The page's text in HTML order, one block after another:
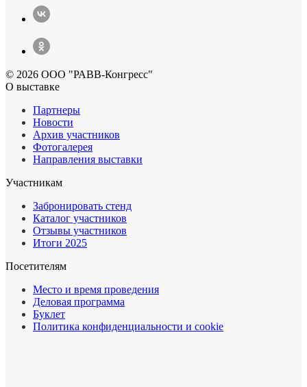
© 2026 ООО "РАВВ-Конгресс"
О выставке
Партнеры
Новости
Архив участников
Фотогалерея
Направления выставки
Участникам
Забронировать стенд
Каталог участников
Отзывы участников
Итоги 2025
Посетителям
Место и время проведения
Деловая программа
Буклет
Политика конфиденциальности и cookie